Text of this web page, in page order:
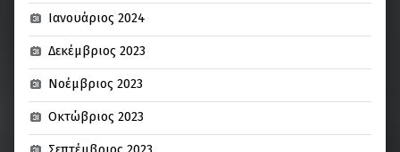
Ιανουάριος 2024
Δεκέμβριος 2023
Νοέμβριος 2023
Οκτώβριος 2023